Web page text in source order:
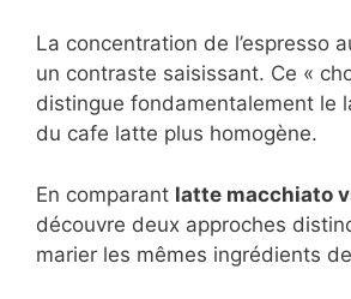
La concentration de l’espresso
un contraste saisissant. Ce «
distingue fondamentalement le
du cafe latte plus homogène.
En comparant latte macchiato
découvre deux approches
marier les mêmes ingrédients